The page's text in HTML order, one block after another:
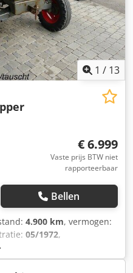
met behulp van een VIN-
hier fouten optreden.
niet-bindende
eigenschappen.
voor type- en
/ invoerfouten. 1 / 13
€ 6.999
Vaste prijs BTW niet
rapporteerbaar
Bellen
4.900 km, vermogen:
05/1972,
, ophanging: